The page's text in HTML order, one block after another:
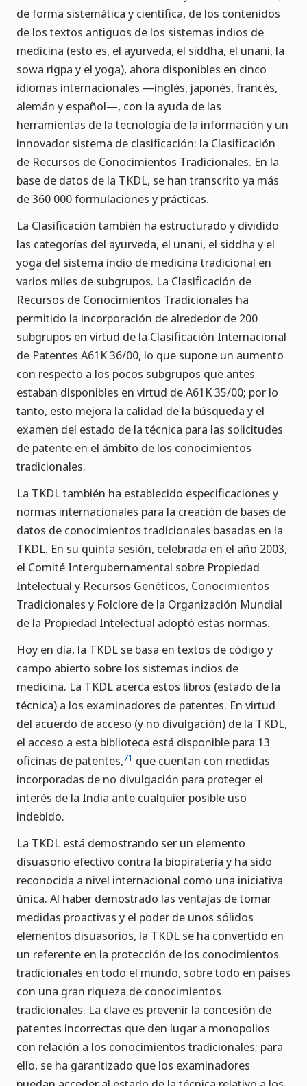
de forma sistemática y científica, de los contenidos
de los textos antiguos de los sistemas indios de
medicina (esto es, el ayurveda, el siddha, el unani, la
sowa rigpa y el yoga), ahora disponibles en cinco
idiomas internacionales —inglés, japonés, francés,
alemán y español—, con la ayuda de las
herramientas de la tecnología de la información y un
innovador sistema de clasificación: la Clasificación
de Recursos de Conocimientos Tradicionales. En la
base de datos de la TKDL, se han transcrito ya más
de 360 000 formulaciones y prácticas.
La Clasificación también ha estructurado y dividido
las categorías del ayurveda, el unani, el siddha y el
yoga del sistema indio de medicina tradicional en
varios miles de subgrupos. La Clasificación de
Recursos de Conocimientos Tradicionales ha
permitido la incorporación de alrededor de 200
subgrupos en virtud de la Clasificación Internacional
de Patentes A61K 36/00, lo que supone un aumento
con respecto a los pocos subgrupos que antes
estaban disponibles en virtud de A61K 35/00; por lo
tanto, esto mejora la calidad de la búsqueda y el
examen del estado de la técnica para las solicitudes
de patente en el ámbito de los conocimientos
tradicionales.
La TKDL también ha establecido especificaciones y
normas internacionales para la creación de bases de
datos de conocimientos tradicionales basadas en la
TKDL. En su quinta sesión, celebrada en el año 2003,
el Comité Intergubernamental sobre Propiedad
Intelectual y Recursos Genéticos, Conocimientos
Tradicionales y Folclore de la Organización Mundial
de la Propiedad Intelectual adoptó estas normas.
Hoy en día, la TKDL se basa en textos de código y
campo abierto sobre los sistemas indios de
medicina. La TKDL acerca estos libros (estado de la
técnica) a los examinadores de patentes. En virtud
del acuerdo de acceso (y no divulgación) de la TKDL,
el acceso a esta biblioteca está disponible para 13
oficinas de patentes,71 que cuentan con medidas
incorporadas de no divulgación para proteger el
interés de la India ante cualquier posible uso
indebido.
La TKDL está demostrando ser un elemento
disuasorio efectivo contra la biopiratería y ha sido
reconocida a nivel internacional como una iniciativa
única. Al haber demostrado las ventajas de tomar
medidas proactivas y el poder de unos sólidos
elementos disuasorios, la TKDL se ha convertido en
un referente en la protección de los conocimientos
tradicionales en todo el mundo, sobre todo en países
con una gran riqueza de conocimientos
tradicionales. La clave es prevenir la concesión de
patentes incorrectas que den lugar a monopolios
con relación a los conocimientos tradicionales; para
ello, se ha garantizado que los examinadores